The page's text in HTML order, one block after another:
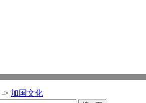
-> 加国文化